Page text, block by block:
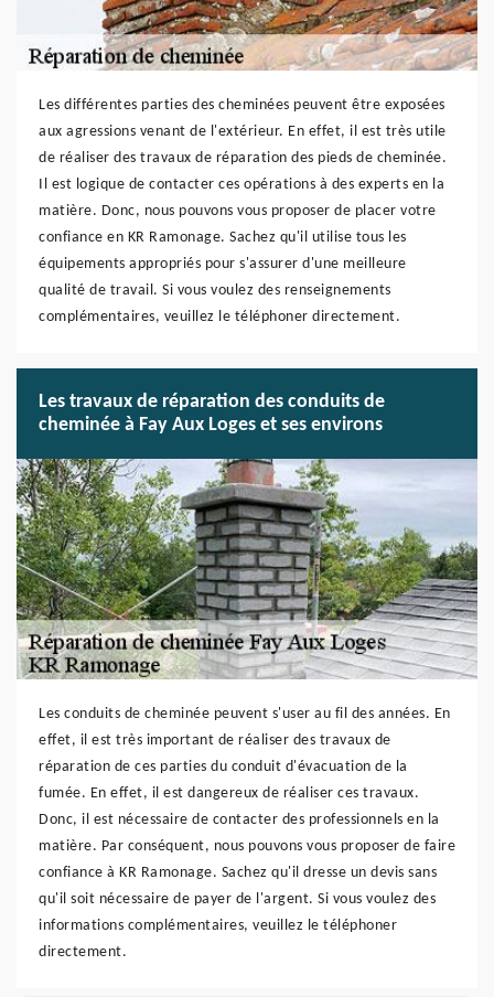
Les différentes parties des cheminées peuvent être exposées
aux agressions venant de l'extérieur. En effet, il est très utile
de réaliser des travaux de réparation des pieds de cheminée.
Il est logique de contacter ces opérations à des experts en la
matière. Donc, nous pouvons vous proposer de placer votre
confiance en KR Ramonage. Sachez qu'il utilise tous les
équipements appropriés pour s'assurer d'une meilleure
qualité de travail. Si vous voulez des renseignements
complémentaires, veuillez le téléphoner directement.
Les travaux de réparation des conduits de
cheminée à Fay Aux Loges et ses environs
Les conduits de cheminée peuvent s'user au fil des années. En
effet, il est très important de réaliser des travaux de
réparation de ces parties du conduit d'évacuation de la
fumée. En effet, il est dangereux de réaliser ces travaux.
Donc, il est nécessaire de contacter des professionnels en la
matière. Par conséquent, nous pouvons vous proposer de faire
confiance à KR Ramonage. Sachez qu'il dresse un devis sans
qu'il soit nécessaire de payer de l'argent. Si vous voulez des
informations complémentaires, veuillez le téléphoner
directement.